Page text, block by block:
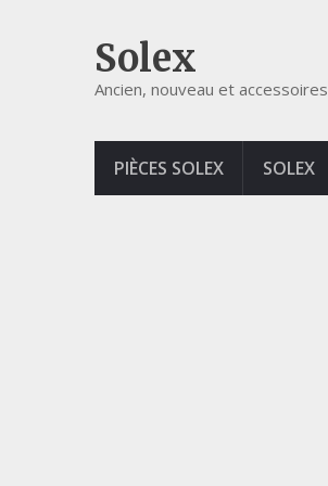
Solex
Ancien, nouveau et accessoires
PIÈCES SOLEX SOLEX